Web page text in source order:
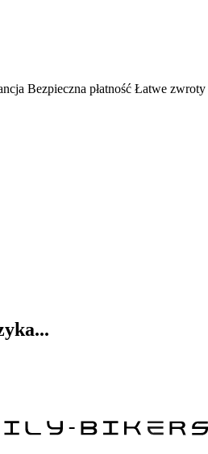
Bezpieczna płatność Łatwe zwroty